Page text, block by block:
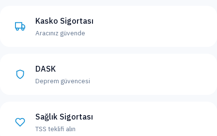
Kasko Sigortası
Aracınız güvende
DASK
Deprem güvencesi
Sağlık Sigortası
TSS teklifi alın